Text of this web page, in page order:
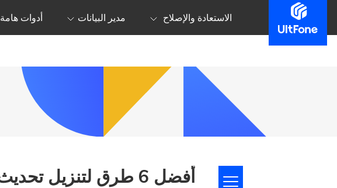
الاستعادة والإصلاح مدير البيانات أدوات هامة
أفضل 6 طرق لتنزيل تحديث iOS 18 ملف تعريف مجانًا (الأسرع والأسهل)